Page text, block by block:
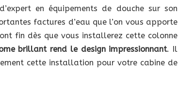
en équipements de douche sur son
factures d’eau que l’on vous apporte
fin dès que vous installerez cette colonne
brillant rend le design impressionnant. Il
cette installation pour votre cabine de